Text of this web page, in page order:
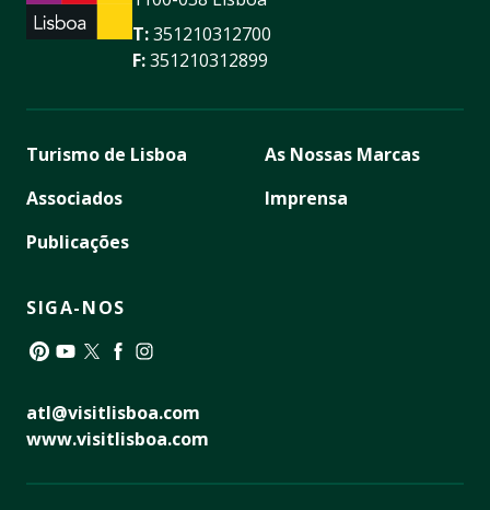
T:351210312700
F:351210312899
Turismo de Lisboa
Associados
Publicações
As Nossas Marcas
Imprensa
SIGA-NOS
atl@visitlisboa.com
www.visitlisboa.com